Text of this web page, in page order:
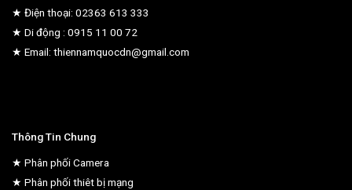
★ Điện thoại: 02363 613 333
★ Di động : 0915 11 00 72
★ Email: thiennamquocdn@gmail.com
Thông Tin Chung
★ Phân phối Camera
★ Phân phối thiêt bị mạng